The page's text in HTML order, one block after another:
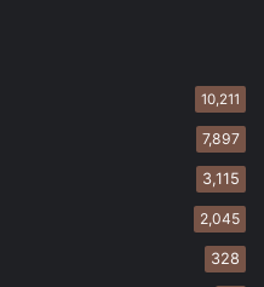
10,211
7,897
3,115
2,045
328